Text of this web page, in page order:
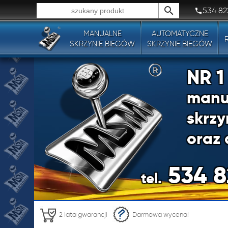
Wszystkie typy produktów!
534
MANUALNE
SKRZYNIE BIEGÓW
AUTOMATYCZNE
SKRZYNIE BIEGÓW
tel.534
NR
oraz
NR
2 lata gwarancji Darmowa wycena!